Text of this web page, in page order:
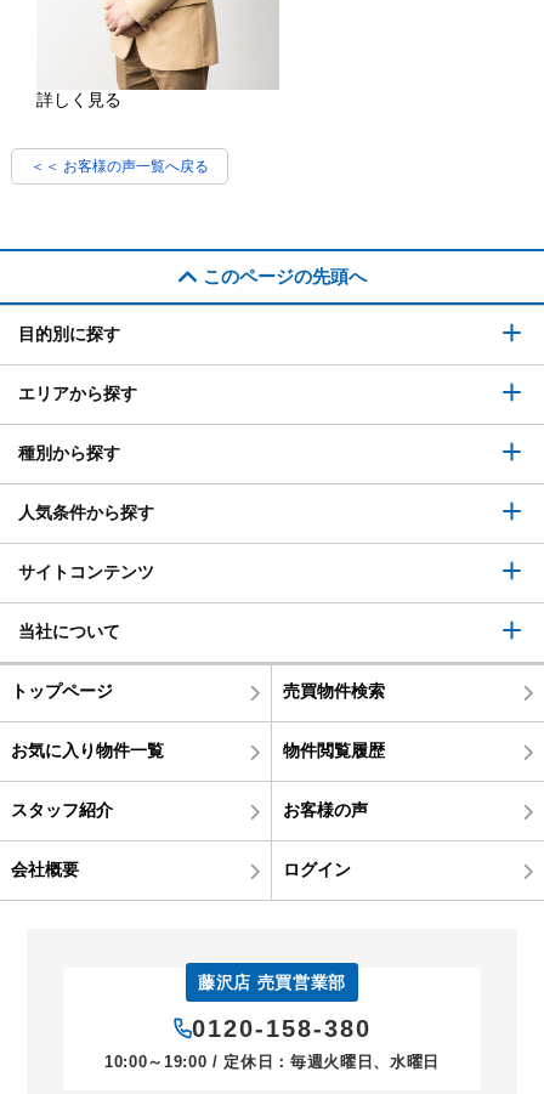
詳しく見る
＜＜ お客様の声一覧へ戻る
このページの先頭へ
目的別に探す
エリアから探す
種別から探す
人気条件から探す
サイトコンテンツ
当社について
トップページ 売買物件検索
お気に入り物件一覧 物件閲覧履歴
スタッフ紹介 お客様の声
会社概要 ログイン
藤沢店 売買営業部
0120-158-380
10:00～19:00 / 定休日：毎週火曜日、水曜日